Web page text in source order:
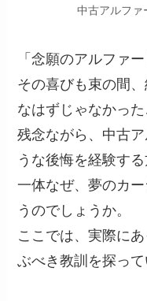
中古アルファ
「念願のアルファ
その喜びも束の間
なはずじゃなかっ
残念ながら、中古
うな後悔を経験す
一体なぜ、夢のカ
うのでしょうか。
ここでは、実際に
ぶべき教訓を探って